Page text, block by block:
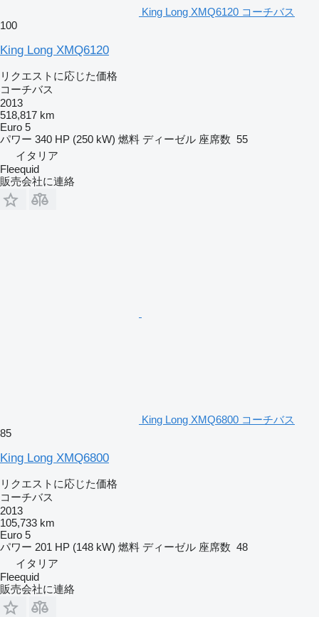
King Long XMQ6120 コーチバス
100
King Long XMQ6120
リクエストに応じた価格
コーチバス
2013
518,817 km
Euro 5
パワー 340 HP (250 kW) 燃料 ディーゼル 座席数 55
イタリア
Fleequid
販売会社に連絡
King Long XMQ6800 コーチバス
85
King Long XMQ6800
リクエストに応じた価格
コーチバス
2013
105,733 km
Euro 5
パワー 201 HP (148 kW) 燃料 ディーゼル 座席数 48
イタリア
Fleequid
販売会社に連絡